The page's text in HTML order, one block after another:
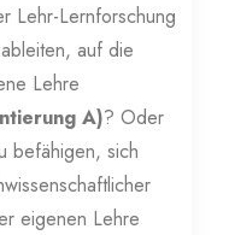
Lehr-Lernforschung
auf die
Lehre
A)? Oder
befähigen, sich
eigenen Lehre